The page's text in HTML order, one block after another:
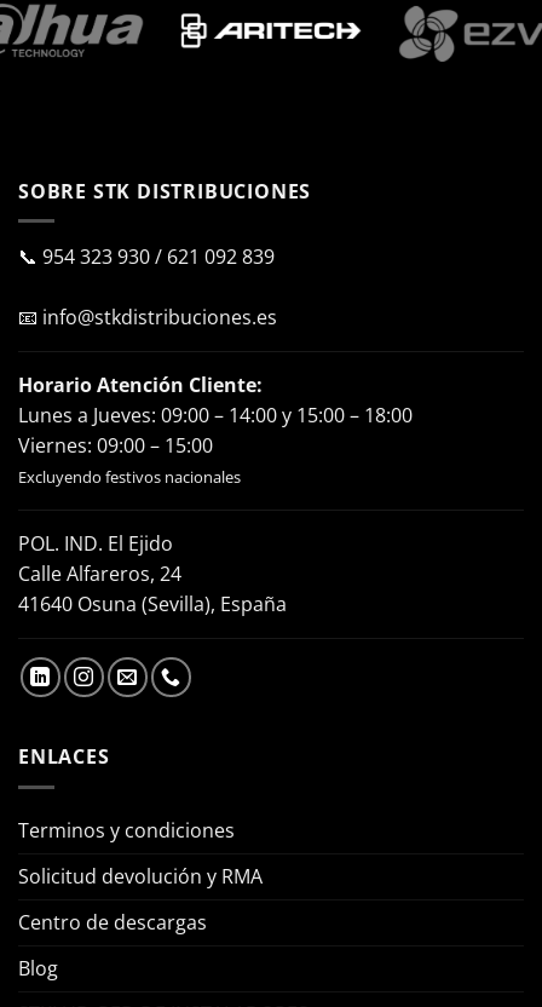
SOBRE STK DISTRIBUCIONES
📞 954 323 930/ 621 092 839
📧 info@stkdistribuciones.es
Horario Atención Cliente:
Lunes a Jueves: 09:00 – 14:00 y 15:00 – 18:00
Viernes: 09:00 – 15:00
Excluyendo festivos nacionales
POL. IND. El Ejido
Calle Alfareros, 24
41640 Osuna (Sevilla), España
ENLACES
Terminos y condiciones
Solicitud devolución y RMA
Centro de descargas
Blog